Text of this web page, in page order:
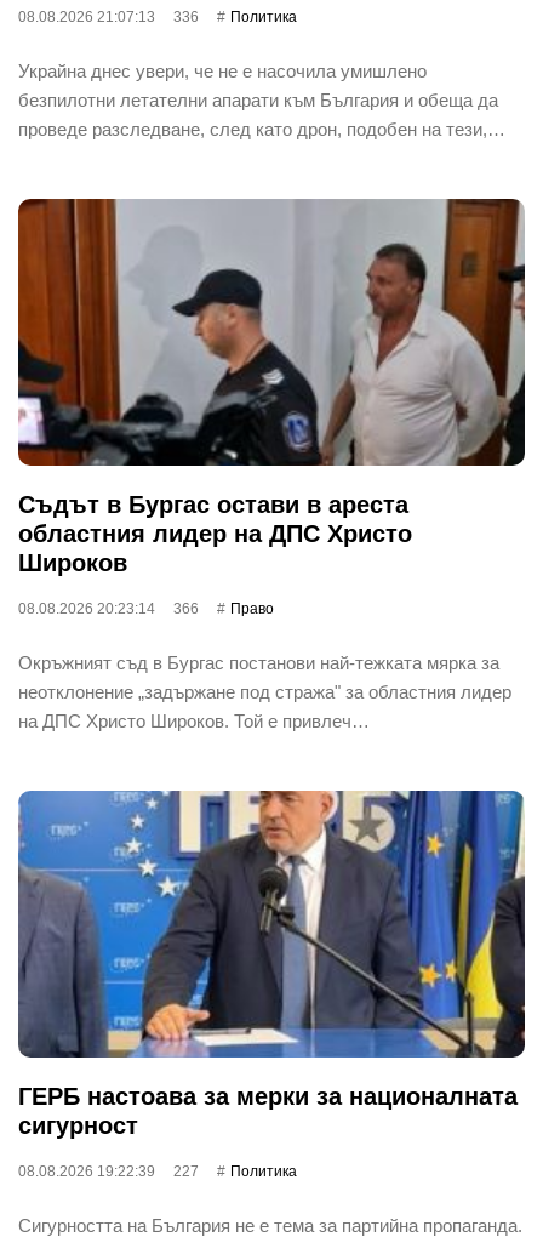
08.08.2026 21:07:13 336 Политика
Украйна днес увери, че не е насочила умишлено
безпилотни летателни апарати към България и обеща да
проведе разследване, след като дрон, подобен на тези,…
Съдът в Бургас остави в ареста
областния лидер на ДПС Христо
Широков
08.08.2026 20:23:14 366 Право
Окръжният съд в Бургас постанови най-тежката мярка за
неотклонение „задържане под стража" за областния лидер
на ДПС Христо Широков. Той е привлеч…
ГЕРБ настоава за мерки за националната
сигурност
08.08.2026 19:22:39 227 Политика
Сигурността на България не е тема за партийна пропаганда.